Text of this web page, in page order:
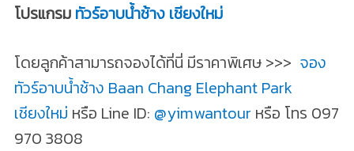
โปรแกรม ทัวร์อาบน้ำช้าง เชียงใหม่
โดยลูกค้าสามารถจองได้ที่นี่ มีราคาพิเศษ >>> จอง
ทัวร์อาบน้ำช้าง Baan Chang Elephant Park
เชียงใหม่ หรือ Line ID: @yimwantourหรือ โทร 097
970 3808